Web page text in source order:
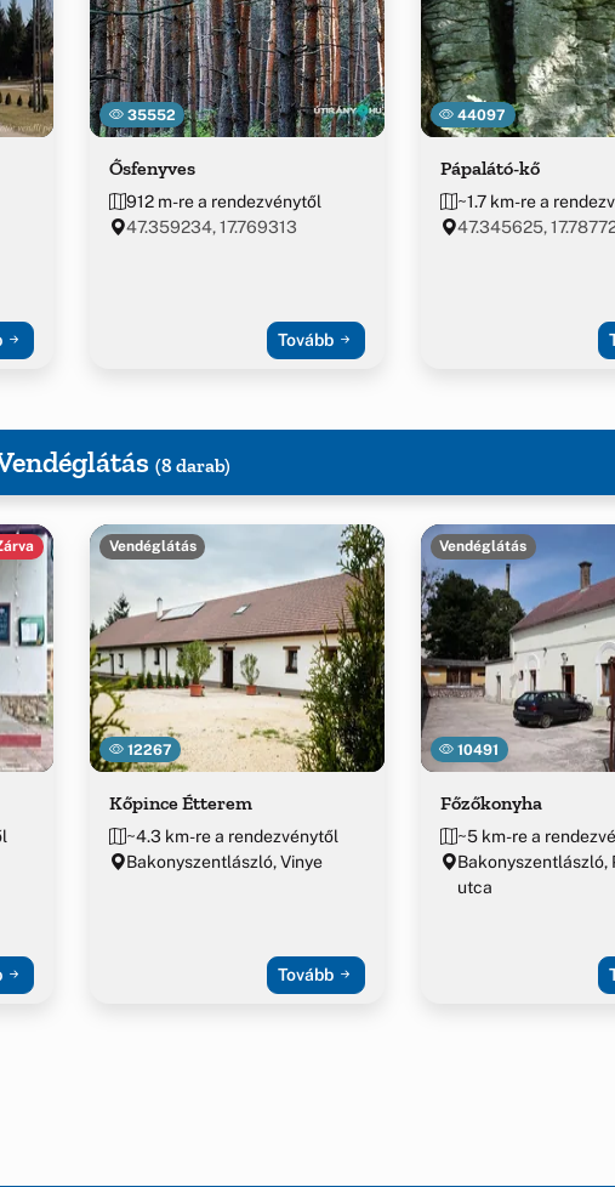
35552
Ősfenyves
912 m-re a rendezvénytől
47.359234, 17.769313
Tovább
44097
Pápalátó-kő
~1.7 km-re a
47.345625,
(8 darab)
12267
Vendéglátás
Kőpince Étterem
~4.3 km-re a rendezvénytől
Bakonyszentlászló, Vinye
Tovább
10491
Vendéglátás
Főzőkonyha
~5 km-re a
Bakonyszentlászló,
utca